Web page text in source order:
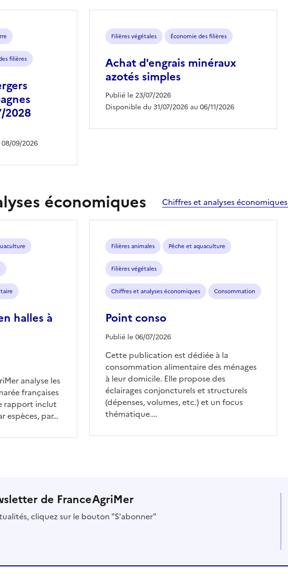
filières
2028
09/2026
Filières végétales Économie des filières
Achat d'engrais minéraux
azotés simples
Publié le 23/07/2026
Disponible du 31/07/2026 au 06/11/2026
économiques Chiffres et analyses économiques
halles à
analyse les
françaises
rapport inclut
espèces, par…
Filières animales Pêche et aquaculture
Filières végétales
Chiffres et analyses économiques Consommation
Point conso
Publié le 06/07/2026
Cette publication est dédiée à la
consommation alimentaire des ménages
à leur domicile. Elle propose des
éclairages conjoncturels et structurels
(dépenses, volumes, etc.) et un focus
thématique.…
de FranceAgriMer
cliquez sur le bouton "S'abonner"